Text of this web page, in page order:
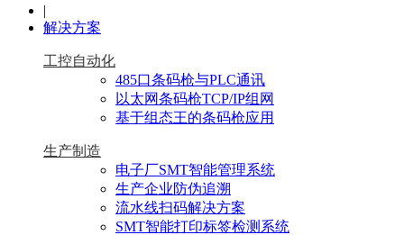
|
解决方案
工控自动化
485口条码枪与PLC通讯
以太网条码枪TCP/IP组网
基于组态王的条码枪应用
生产制造
电子厂SMT智能管理系统
生产企业防伪追溯
流水线扫码解决方案
SMT智能打印标签检测系统